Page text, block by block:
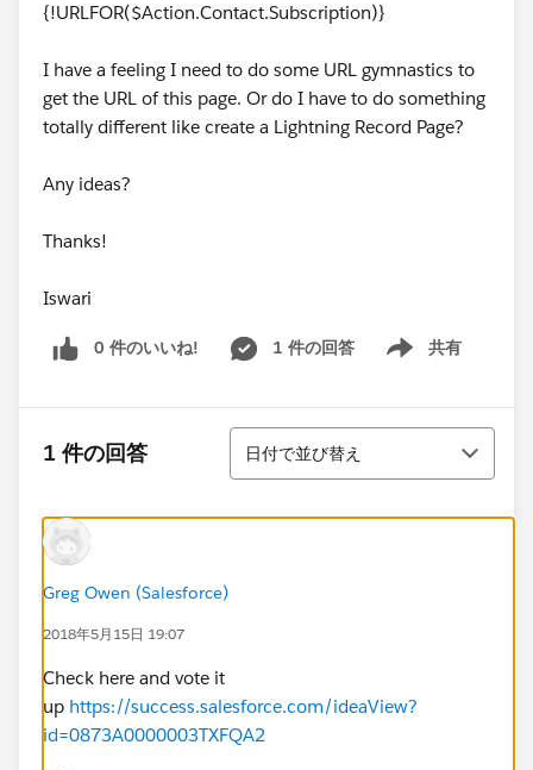
{!URLFOR($Action.Contact.Subscription)}
I have a feeling I need to do some URL gymnastics to
get the URL of this page. Or do I have to do something
totally different like create a Lightning Record Page?
Any ideas?
Thanks!
Iswari
0 件のいいね! 1 件の回答 共有
Show menu
1 件の回答
並び替え
日付で並び替え
Greg Owen (Salesforce)
2018年5月15日 19:07
Check here and vote it
up https://success.salesforce.com/ideaView?
id=0873A0000003TXFQA2